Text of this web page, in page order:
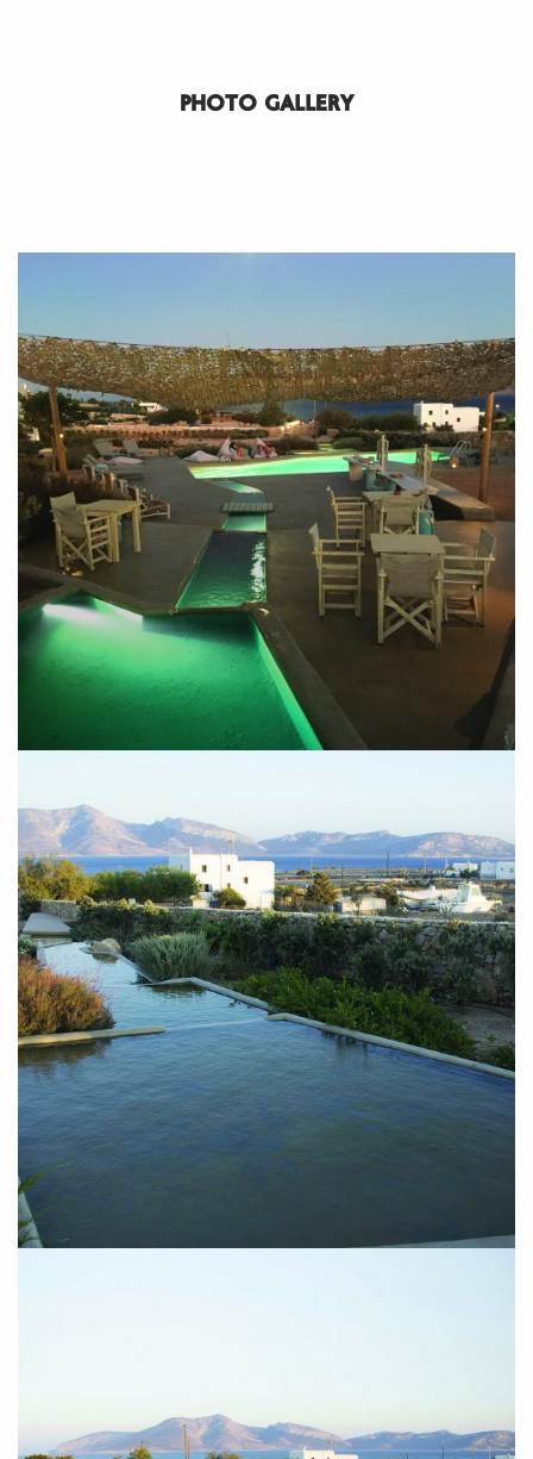
PHOTO GALLERY
SUBSCRIBE